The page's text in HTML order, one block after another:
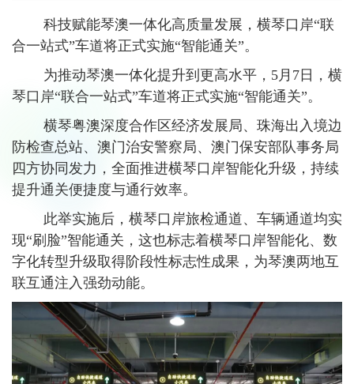
科技赋能琴澳一体化高质量发展，横琴口岸“联
合一站式”车道将正式实施“智能通关”。
为推动琴澳一体化提升到更高水平，5月7日，横
琴口岸“联合一站式”车道将正式实施“智能通关”。
横琴粤澳深度合作区经济发展局、珠海出入境边
防检查总站、澳门治安警察局、澳门保安部队事务局
四方协同发力，全面推进横琴口岸智能化升级，持续
提升通关便捷度与通行效率。
此举实施后，横琴口岸旅检通道、车辆通道均实
现“刷脸”智能通关，这也标志着横琴口岸智能化、数
字化转型升级取得阶段性标志性成果，为琴澳两地互
联互通注入强劲动能。